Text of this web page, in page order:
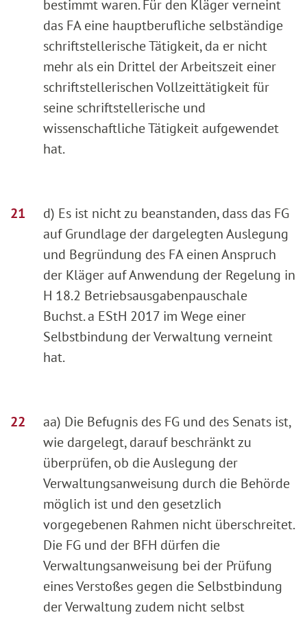
bestimmt waren. Für den Kläger verneint
das FA eine hauptberufliche selbständige
schriftstellerische Tätigkeit, da er nicht
mehr als ein Drittel der Arbeitszeit einer
schriftstellerischen Vollzeittätigkeit für
seine schriftstellerische und
wissenschaftliche Tätigkeit aufgewendet
hat.
d) Es ist nicht zu beanstanden, dass das FG
auf Grundlage der dargelegten Auslegung
und Begründung des FA einen Anspruch
der Kläger auf Anwendung der Regelung in
H 18.2 Betriebsausgabenpauschale
Buchst. a EStH 2017 im Wege einer
Selbstbindung der Verwaltung verneint
hat.
aa) Die Befugnis des FG und des Senats ist,
wie dargelegt, darauf beschränkt zu
überprüfen, ob die Auslegung der
Verwaltungsanweisung durch die Behörde
möglich ist und den gesetzlich
vorgegebenen Rahmen nicht überschreitet.
Die FG und der BFH dürfen die
Verwaltungsanweisung bei der Prüfung
eines Verstoßes gegen die Selbstbindung
der Verwaltung zudem nicht selbst